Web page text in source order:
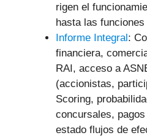
rigen el
hasta las
Informe Integral:
financiera,
RAI, acceso a
(accionistas,
Scoring,
concursales,
estado flujos de